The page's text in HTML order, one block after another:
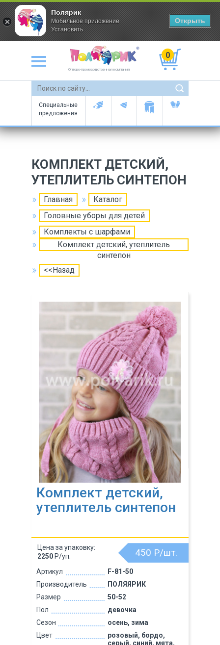
Оптово-производственная компания
0
Специальные
предложения
КОМПЛЕКТ ДЕТСКИЙ,
УТЕПЛИТЕЛЬ СИНТЕПОН
Главная
Каталог
Головные уборы для детей
Комплекты с шарфами
Комплект детский, утеплитель
синтепон
<<Назад
Комплект детский,
утеплитель синтепон
Артикул
F-81-50
Производитель
ПОЛЯЯРИК
Размер
50-52
Пол
девочка
Сезон
осень, зима
Цвет
розовый, бордо,
серый, синий, мята,
450 Р/шт.
Цена за упаковку:
2250 Р/уп.
Полярик
Мобильное приложение
Установить
Открыть